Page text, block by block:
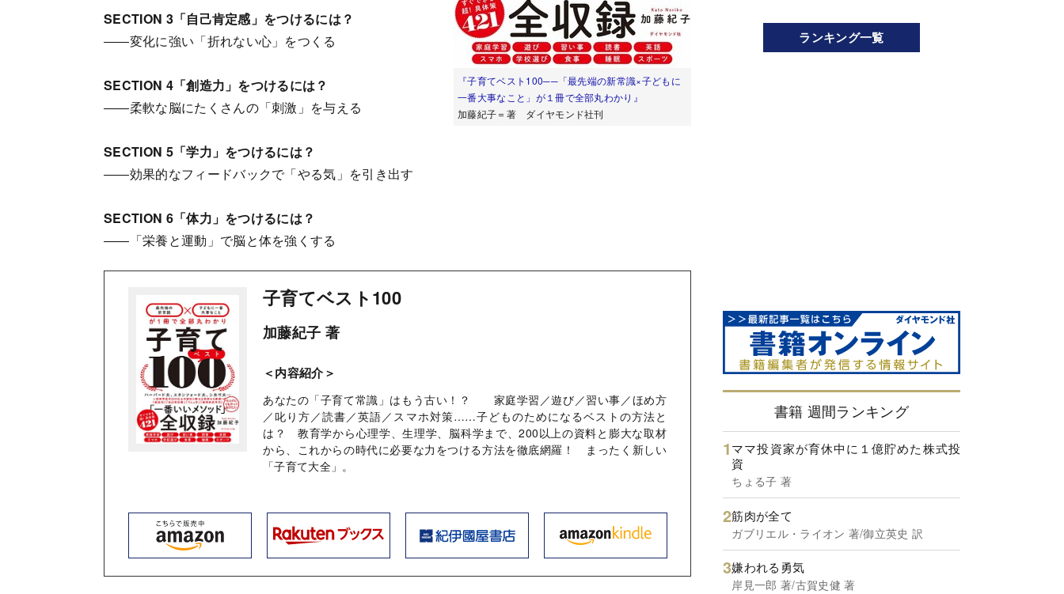
『子育てベスト100──「最先端の新常識×子どもに
一番大事なこと」が１冊で全部丸わかり』
加藤紀子＝著 ダイヤモンド社刊
SECTION 3「自己肯定感」をつけるには？
――変化に強い「折れない心」をつくる
SECTION 4「創造力」をつけるには？
――柔軟な脳にたくさんの「刺激」を与える
SECTION 5「学力」をつけるには？
――効果的なフィードバックで「やる気」を引き出す
SECTION 6「体力」をつけるには？
――「栄養と運動」で脳と体を強くする
子育てベスト100
加藤紀子 著
＜内容紹介＞
あなたの「子育て常識」はもう古い！？ 家庭学習／遊び／習い事／ほめ方
／叱り方／読書／英語／スマホ対策……子どものためになるベストの方法と
は？ 教育学から心理学、生理学、脳科学まで、200以上の資料と膨大な取材
から、これからの時代に必要な力をつける方法を徹底網羅！ まったく新しい
「子育て大全」。
ランキング一覧
書籍 週間ランキング
ママ投資家が育休中に１億貯めた株式投
資
ちょる子 著
筋肉が全て
ガブリエル・ライオン 著/御立英史 訳
嫌われる勇気
岸見一郎 著/古賀史健 著